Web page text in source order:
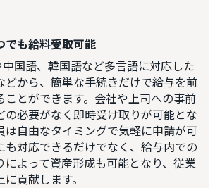
でも給料受取可能
国語、韓国語など多言語に対応した
どから、簡単な手続きだけで給与を前
ことができます。会社や上司への事前
の必要がなく即時受け取りが可能とな
は自由なタイミングで気軽に申請が可
も対応できるだけでなく、給与内での
によって資産形成も可能となり、従業
貢献します。